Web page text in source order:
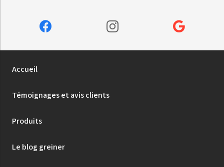
Accueil
Témoignages et avis clients
Produits
Le blog greiner